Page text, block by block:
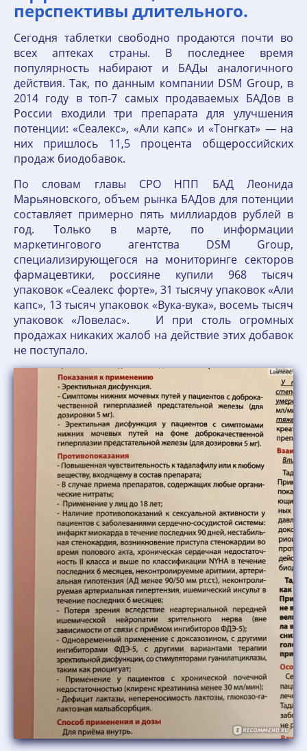
перспективы длительного.
Сегодня таблетки свободно продаются почти во
всех аптеках страны. В последнее время
популярность набирают и БАДы аналогичного
действия. Так, по данным компании DSM Group, в
2014 году в топ-7 самых продаваемых БАДов в
России входили три препарата для улучшения
потенции: «Сеалекс», «Али капс» и «Тонгкат» — на
них пришлось 11,5 процента общероссийских
продаж биодобавок.
По словам главы СРО НПП БАД Леонида
Марьяновского, объем рынка БАДов для потенции
составляет примерно пять миллиардов рублей в
год. Только в марте, по информации
маркетингового агентства DSM Group,
специализирующегося на мониторинге секторов
фармацевтики, россияне купили 968 тысяч
упаковок «Сеалекс форте», 31 тысячу упаковок «Али
капс», 13 тысяч упаковок «Вука-вука», восемь тысяч
упаковок «Ловелас». И при столь огромных
продажах никаких жалоб на действие этих добавок
не поступало.